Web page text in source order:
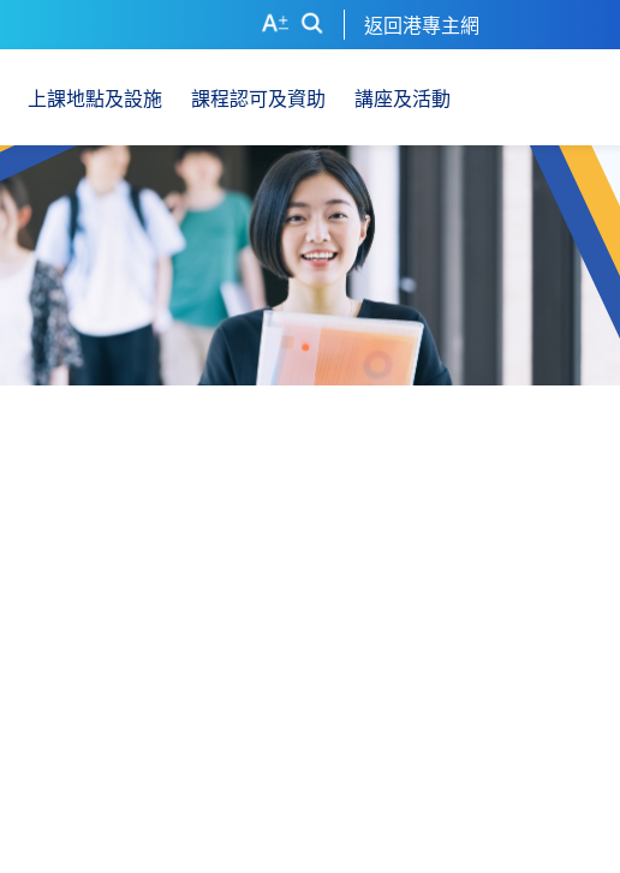
返回港專主網
上課地點及設施 課程認可及資助 講座及活動